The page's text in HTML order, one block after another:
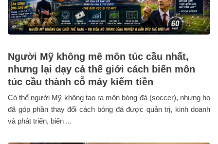
Người Mỹ không mê môn túc cầu nhất,
nhưng lại dạy cả thế giới cách biến môn
túc cầu thành cỗ máy kiếm tiền
Có thể người Mỹ không tạo ra môn bóng đá (soccer), nhưng họ
đã góp phần thay đổi cách bóng đá được quản trị, kinh doanh
và phát triển, biến ...